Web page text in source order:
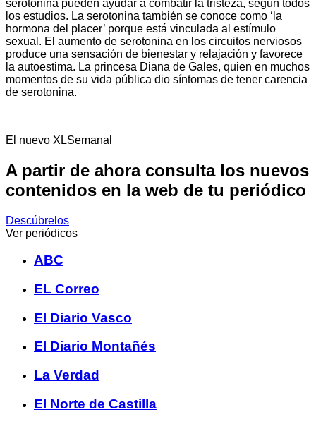
serotonina pueden ayudar a combatir la tristeza, según todos
los estudios. La serotonina también se conoce como ‘la
hormona del placer’ porque está vinculada al estímulo
sexual. El aumento de serotonina en los circuitos nerviosos
produce una sensación de bienestar y relajación y favorece
la autoestima. La princesa Diana de Gales, quien en muchos
momentos de su vida pública dio síntomas de tener carencia
de serotonina.
El nuevo XLSemanal
A partir de ahora consulta los nuevos
contenidos en la web de tu periódico
Descúbrelos
Ver periódicos
ABC
EL Correo
El Diario Vasco
El Diario Montañés
La Verdad
El Norte de Castilla